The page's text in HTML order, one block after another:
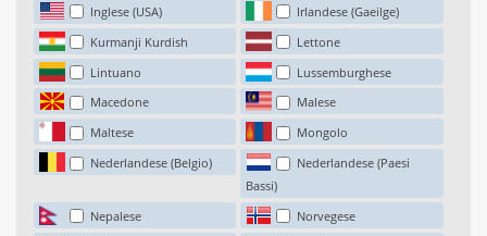
Inglese (USA)
Irlandese (Gaeilge)
Kurmanji Kurdish
Lettone
Lintuano
Lussemburghese
Macedone
Malese
Maltese
Mongolo
Nederlandese (Belgio)
Nederlandese (Paesi
Bassi)
Nepalese
Norvegese